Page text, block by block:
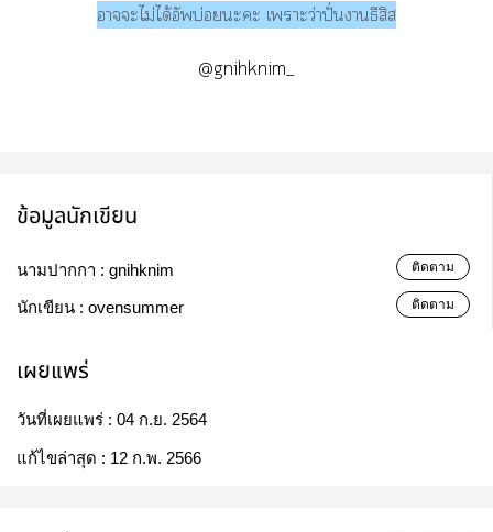
าะไม่ได้อัพบ่ะะ เาะว่าปั่นาธีสิส
@gnihknim_
ข้อมูลนักเขียน
นามปากกา : gnihknim ติดตาม
นักเขียน : ovensummer ติดตาม
เผยแพร่
วันที่เผยแพร่ : 04 ก.ย. 2564
แก้ไขล่าสุด : 12 ก.พ. 2566